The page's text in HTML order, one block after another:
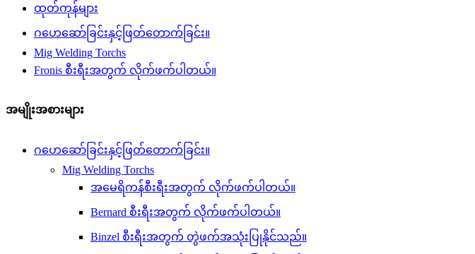
ထုတ်ကုန်များ
ဂဟေဆော်ခြင်းနှင့်ဖြတ်တောက်ခြင်း။
Mig Welding Torchs
Fronis စီးရီးအတွက် လိုက်ဖက်ပါတယ်။
အမျိုးအစားများ
ဂဟေဆော်ခြင်းနှင့်ဖြတ်တောက်ခြင်း။
Mig Welding Torchs
အမေရိကန်စီးရီးအတွက် လိုက်ဖက်ပါတယ်။
Bernard စီးရီးအတွက် လိုက်ဖက်ပါတယ်။
Binzel စီးရီးအတွက် တွဲဖက်အသုံးပြုနိုင်သည်။